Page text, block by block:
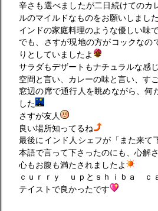
辛さも選べましたが二日続けてのカ
ルのマイルドなものをお願いしました
インドの家庭料理のような優しい味
でも、さすが現地の方がコックなの
りとしていましたよ
サラダもデザートもナチュラルな感
空間と言い、カレーの味と言い、す
窓辺の席で通行人を眺めながら、何
した
さすが友人
良い場所知ってるね
最後にインド人シェフが「また来て
本語で言って下さったのにも、心解
心もお腹も満たされましたよ
ｃｕｒｒｙ ｕｐとｓｈｉｂａ ｃ
テイストで良かったです